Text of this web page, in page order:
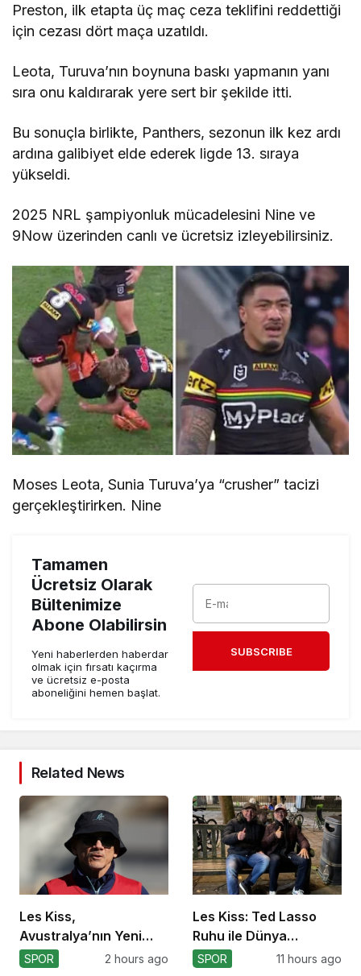
Preston, ilk etapta üç maç ceza teklifini reddettiği
için cezası dört maça uzatıldı.
Leota, Turuva’nın boynuna baskı yapmanın yanı
sıra onu kaldırarak yere sert bir şekilde itti.
Bu sonuçla birlikte, Panthers, sezonun ilk kez ardı
ardına galibiyet elde ederek ligde 13. sıraya
yükseldi.
2025 NRL şampiyonluk mücadelesini Nine ve
9Now üzerinden canlı ve ücretsiz izleyebilirsiniz.
Moses Leota, Sunia Turuva’ya “crusher” tacizi
gerçekleştirirken. Nine
Tamamen
Ücretsiz Olarak
Bültenimize
Abone Olabilirsin
Yeni haberlerden haberdar
olmak için fırsatı kaçırma
ve ücretsiz e-posta
aboneliğini hemen başlat.
SUBSCRIBE
Related News
Les Kiss,
Avustralya’nın Yeni
Koçu Olarak Debüt
SPOR 2 hours ago
Les Kiss: Ted Lasso
Ruhu ile Dünya
Kupası’na
SPOR 11 hours ago